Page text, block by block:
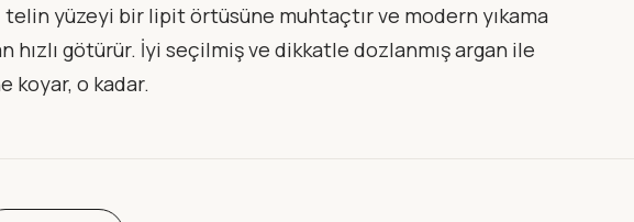
telin yüzeyi bir lipit örtüsüne muhtaçtır ve modern yıkama
hızlı götürür. İyi seçilmiş ve dikkatle dozlanmış argan ile
koyar, o kadar.